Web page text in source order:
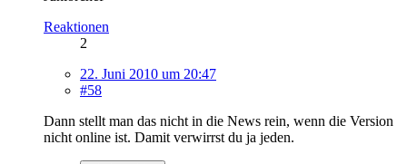
Reaktionen
2
22. Juni 2010 um 20:47
#58
Dann stellt man das nicht in die News rein, wenn die Version
nicht online ist. Damit verwirrst du ja jeden.